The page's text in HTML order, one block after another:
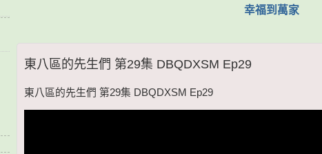
幸福到萬家
東八區的先生們 第29集 DBQDXSM Ep29
東八區的先生們 第29集 DBQDXSM Ep29